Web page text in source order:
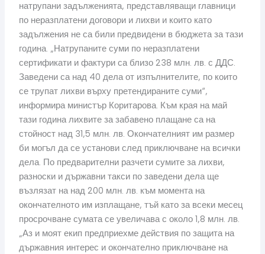
натрупани задълженията, представляващи главници
по неразплатени договори и лихви и които като
задължения не са били предвидени в бюджета за тази
година. „Натрупаните суми по неразплатени
сертификати и фактури са близо 238 млн. лв. с ДДС.
Заведени са над 40 дела от изпълнителите, по които
се трупат лихви върху претендираните суми“,
информира министър Коритарова. Към края на май
тази година лихвите за забавено плащане са на
стойност над 31,5 млн. лв. Окончателният им размер
би могъл да се установи след приключване на всички
дела. По предварителни разчети сумите за лихви,
разноски и държавни такси по заведени дела ще
възлязат на над 200 млн. лв. към момента на
окончателното им изплащане, тъй като за всеки месец
просрочване сумата се увеличава с около 1,8 млн. лв.
„Аз и моят екип предприехме действия по защита на
държавния интерес и окончателно приключване на